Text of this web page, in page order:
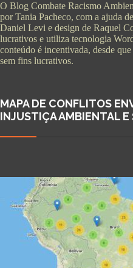
O Blog Combate Racismo
por Tania Pacheco, com a ajuda
Daniel Levi e design de Raquel
lucrativos e utiliza tecnologia
conteúdo é incentivada, desde
sem fins lucrativos.
MAPA DE CONFLITOS
INJUSTIÇA AMBIENTAL E